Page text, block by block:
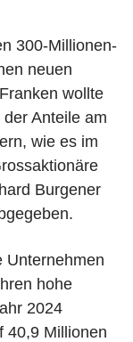
300-Millionen-
neuen
wollte
Anteile am
wie es im
Burgener
Unternehmen
hohe
2024
40,9 Millionen